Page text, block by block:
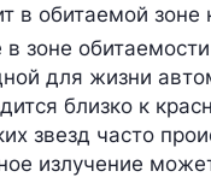
в обитаемой зоне
зоне
для жизни
близко к
звезд часто
излучение